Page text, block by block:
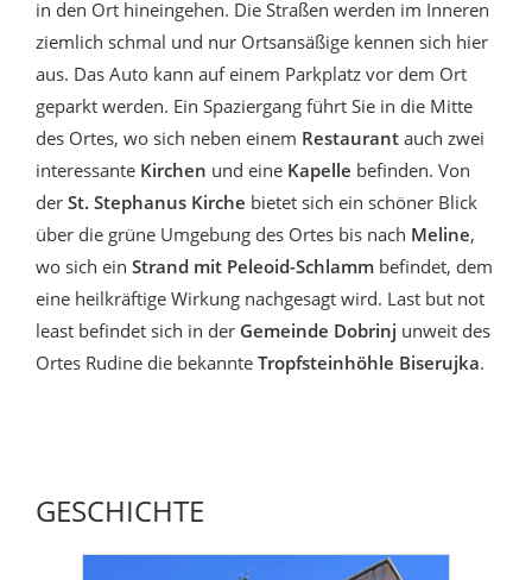
in den Ort hineingehen. Die Straßen werden im Inneren
ziemlich schmal und nur Ortsansäßige kennen sich hier
aus. Das Auto kann auf einem Parkplatz vor dem Ort
geparkt werden. Ein Spaziergang führt Sie in die Mitte
des Ortes, wo sich neben einem Restaurant auch zwei
interessante Kirchen und eine Kapelle befinden. Von
der St. Stephanus Kirche bietet sich ein schöner Blick
über die grüne Umgebung des Ortes bis nach Meline,
wo sich ein Strand mit Peleoid-Schlamm befindet, dem
eine heilkräftige Wirkung nachgesagt wird. Last but not
least befindet sich in der Gemeinde Dobrinj unweit des
Ortes Rudine die bekannte Tropfsteinhöhle Biserujka.
GESCHICHTE